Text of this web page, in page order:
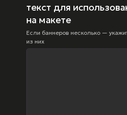
текст для
на макете
Если баннеров несколько —
из них